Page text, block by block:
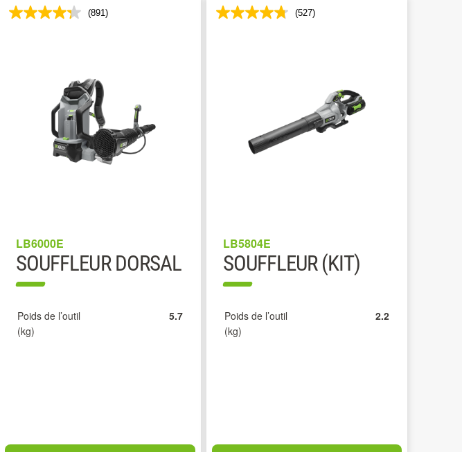
(891)
LB6000E
SOUFFLEUR DORSAL
Poids de l’outil
(kg)
5.7
(527)
LB5804E
SOUFFLEUR (KIT)
Poids de l’outil
(kg)
2.2